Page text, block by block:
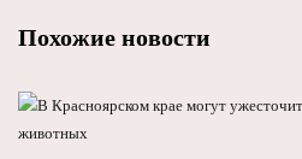
Похожие новости